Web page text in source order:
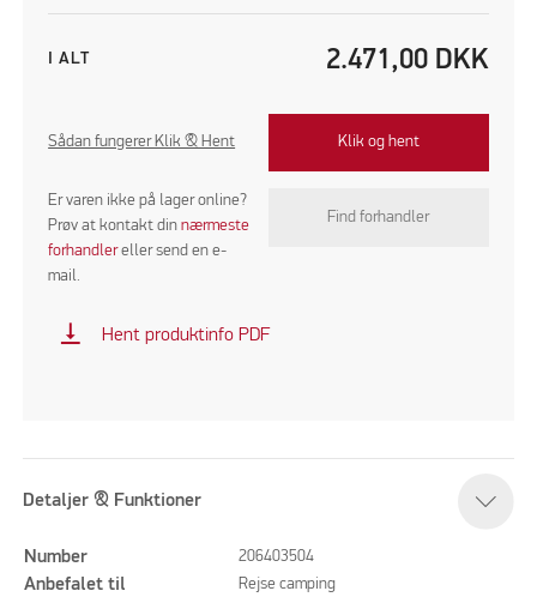
I ALT 2.471,00 DKK
Sådan fungerer Klik & Hent Klik og hent
Er varen ikke på lager online?
Prøv at kontakt dinnærmeste
forhandlereller send en e-
mail.
Find forhandler
vertical_align_bottom Hent produktinfo PDF
Detaljer & Funktioner
Number 206403504
Anbefalet til Rejse camping